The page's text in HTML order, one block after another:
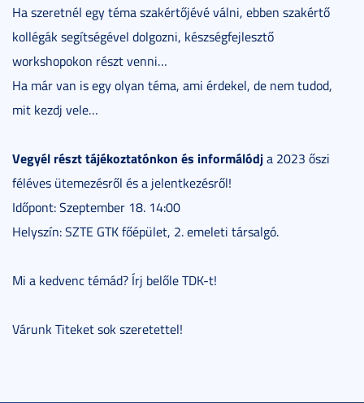
Ha szeretnél egy téma szakértőjévé válni, ebben szakértő
kollégák segítségével dolgozni, készségfejlesztő
workshopokon részt venni…
Ha már van is egy olyan téma, ami érdekel, de nem tudod,
mit kezdj vele…
Vegyél részt tájékoztatónkon és informálódja 2023 őszi
féléves ütemezésről és a jelentkezésről!
Időpont: Szeptember 18. 14:00
Helyszín: SZTE GTK főépület, 2. emeleti társalgó.
Mi a kedvenc témád? Írj belőle TDK-t!
Várunk Titeket sok szeretettel!